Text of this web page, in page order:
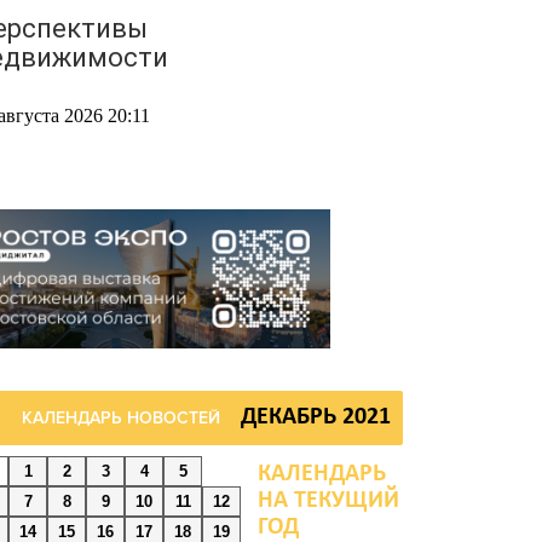
2026 20:11
произошло
отключение
2026 19:33
падел и пилон: в
области
новые
спорта
КАЛЕНДАРЬ НОВОСТЕЙ ДЕКАБРЬ 2021
1 2 3 4
5
7 8 9 10 11
12
14 15 16 17 18
19